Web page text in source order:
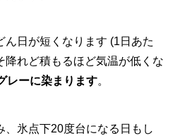
ん日が短くなります (1日あた
れど積もるほど気温が低くな
レーに染まります。
、氷点下20度台になる日もし